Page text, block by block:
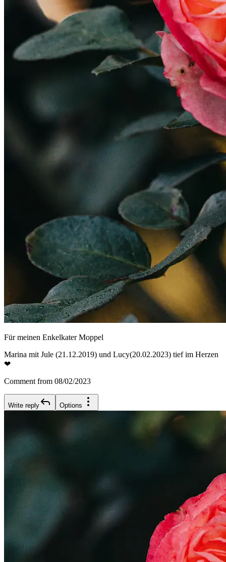
Für meinen Enkelkater Moppel
Marina mit Jule (21.12.2019) und Lucy(20.02.2023) tief im Herzen
❤
Comment from 08/02/2023
Write reply Options